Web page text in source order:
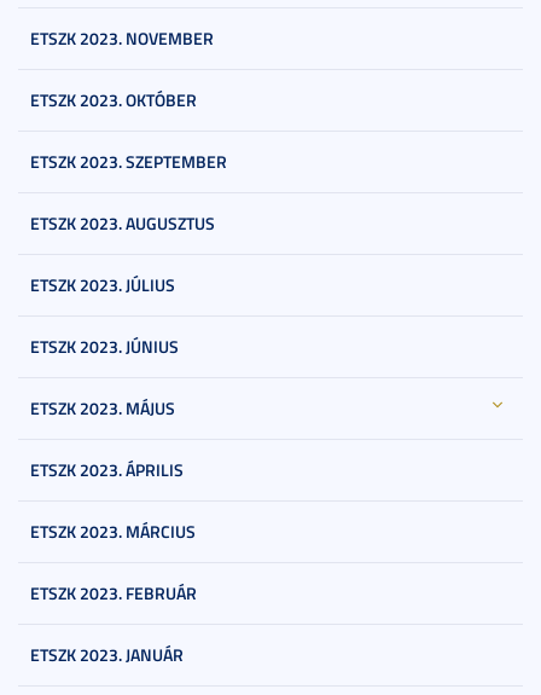
ETSZK 2023. NOVEMBER
ETSZK 2023. OKTÓBER
ETSZK 2023. SZEPTEMBER
ETSZK 2023. AUGUSZTUS
ETSZK 2023. JÚLIUS
ETSZK 2023. JÚNIUS
ETSZK 2023. MÁJUS
ETSZK 2023. ÁPRILIS
ETSZK 2023. MÁRCIUS
ETSZK 2023. FEBRUÁR
ETSZK 2023. JANUÁR